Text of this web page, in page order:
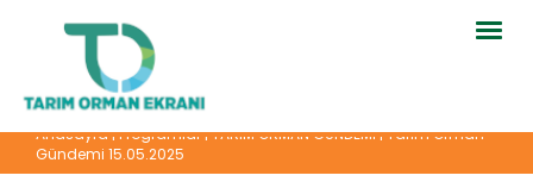
Anasayfa|Programlar|TARIM ORMAN GÜNDEMİ|Tarım Orman
Gündemi 15.05.2025